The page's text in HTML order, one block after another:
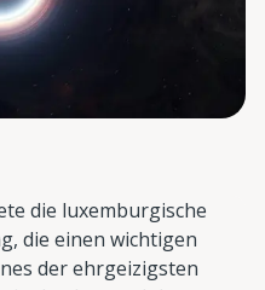
die luxemburgische
die einen wichtigen
der ehrgeizigsten